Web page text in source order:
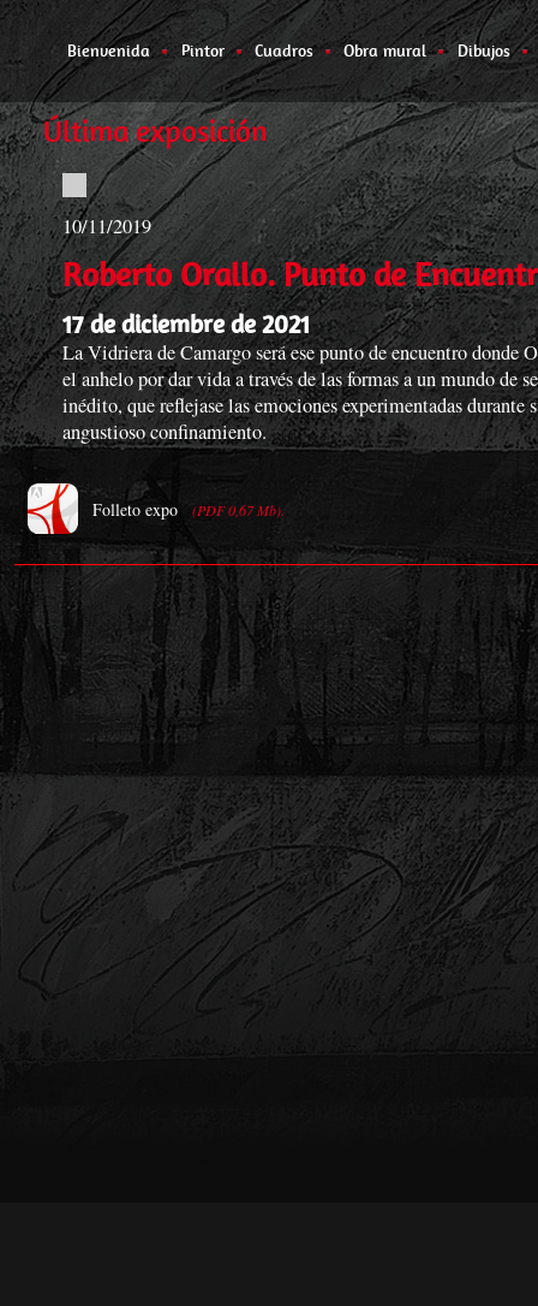
Bienvenida Pintor Cuadros Obra mural Dibujos
Última exposición
10/11/2019
Roberto Orallo. Punto de
17 de diciembre de 2021
La Vidriera de Camargo será ese punto de encuentro donde
el anhelo por dar vida a través de las formas a un mundo de
inédito, que reflejase las emociones experimentadas durante
angustioso confinamiento.
Folleto expo (PDF 0,67 Mb).